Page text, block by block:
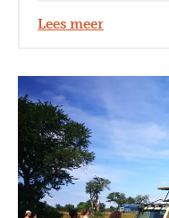
Lees meer